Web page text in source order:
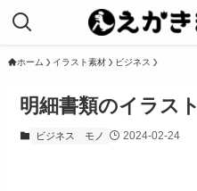
ホーム イラスト素材 ビジネス
明細書類のイラスト
ビジネス モノ 2024-02-24